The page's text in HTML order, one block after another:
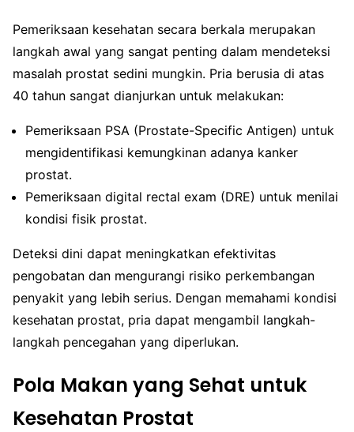
Pemeriksaan kesehatan secara berkala merupakan
langkah awal yang sangat penting dalam mendeteksi
masalah prostat sedini mungkin. Pria berusia di atas
40 tahun sangat dianjurkan untuk melakukan:
Pemeriksaan PSA (Prostate-Specific Antigen) untuk
mengidentifikasi kemungkinan adanya kanker
prostat.
Pemeriksaan digital rectal exam (DRE) untuk menilai
kondisi fisik prostat.
Deteksi dini dapat meningkatkan efektivitas
pengobatan dan mengurangi risiko perkembangan
penyakit yang lebih serius. Dengan memahami kondisi
kesehatan prostat, pria dapat mengambil langkah-
langkah pencegahan yang diperlukan.
Pola Makan yang Sehat untuk
Kesehatan Prostat